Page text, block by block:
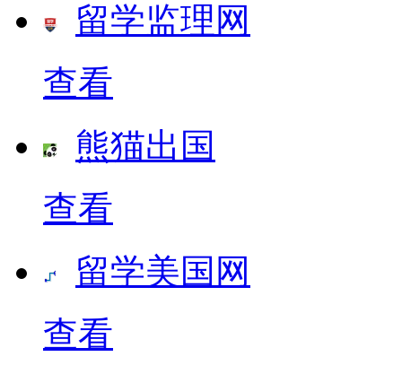
留学监理网
查看
熊猫出国
查看
留学美国网
查看